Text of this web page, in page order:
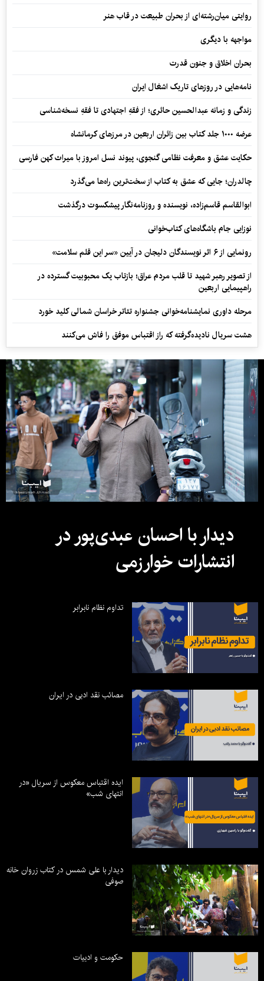
روایتی میان‌رشته‌ای از بحران طبیعت در قاب هنر
مواجهه با دیگری
بحران اخلاق و جنون قدرت
نامه‌هایی در روزهای تاریک اشغال ایران
زندگی و زمانه عبدالحسین حائری؛ از فقهِ اجتهادی تا فقهِ نسخه‌شناسی
عرضه ۱۰۰۰ جلد کتاب بین زائران اربعین در مرزهای کرمانشاه
حکایت عشق و معرفت نظامی گنجوی، پیوند نسل امروز با میراث کهن فارسی
چالدران؛ جایی که عشق به کتاب از سخت‌ترین راه‌ها می‌گذرد
ابوالقاسم قاسم‌زاده، نویسنده و روزنامه‌نگار پیشکسوت درگذشت
نوزایی جام باشگاه‌های کتاب‌خوانی
رونمایی از ۶ اثر نویسندگان دلیجان در آیین «سر این قلم سلامت»
از تصویر رهبر شهید تا قلب مردم عراق؛ بازتاب یک محبوبیت گسترده در
راهپیمایی اربعین
مرحله داوری نمایشنامه‌خوانی جشنواره تئاتر خراسان شمالی کلید خورد
هشت سریال نادیده‌گرفته که راز اقتباس موفق را فاش می‌کنند
دیدار با احسان عبدی‌پور در
انتشارات خوارزمی
تداوم نظام نابرابر
مصائب نقد ادبی در ایران
ایده اقتباس معکوس از سریال «در
انتهای شب»
دیدار با علی شمس در کتاب زروان خانه
صوفی
حکومت و ادبیات